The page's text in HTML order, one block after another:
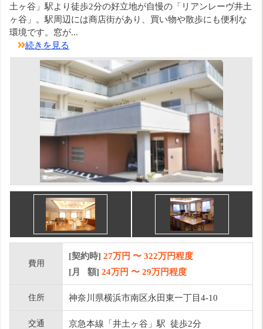
土ヶ谷」駅より徒歩2分の好立地が自慢の「リアンレーヴ井土
ヶ谷」。駅周辺には商店街があり、買い物や散歩にも便利な
環境です。窓が...
続きを見る
費用
[契約時] 27万円 〜 322万円程度
[月 額] 24万円 〜 29万円程度
住所 神奈川県横浜市南区永田東一丁目4-10
交通 京急本線「井土ヶ谷」駅 徒歩2分